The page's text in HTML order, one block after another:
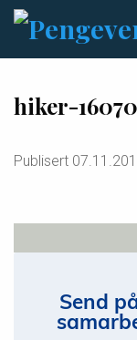
hiker-
Publisert
Send